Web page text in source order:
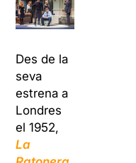
Des de la
seva
estrena a
Londres
el 1952,
La